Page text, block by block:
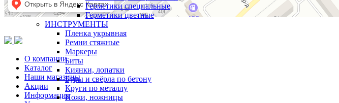
Герметики специальные
Герметики цветные
ИНСТРУМЕНТЫ
Пленка укрывная
Ремни стяжные
Маркеры
Биты
Киянки, лопатки
Буры и свёрла по бетону
Круги по металлу
Ножи, ножницы
О компании
Каталог
Наши магазины
Акции
Информация